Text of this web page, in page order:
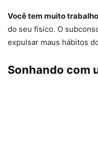
Você tem muito trabalho
do seu físico. O
expulsar maus hábitos
Sonhando com